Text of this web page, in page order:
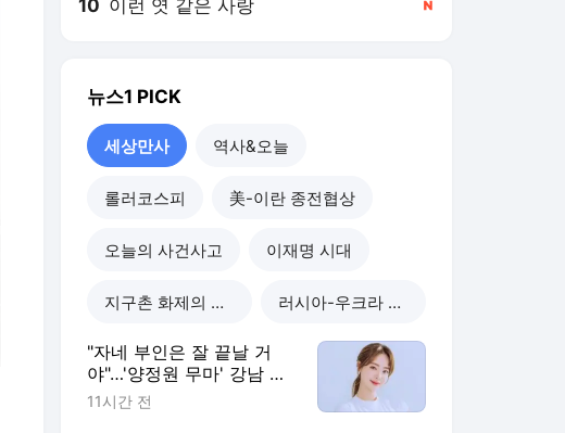
10 이런 엿 같은 사랑
뉴스1 PICK
세상만사 역사&오늘
롤러코스피 美-이란 종전협상
오늘의 사건사고 이재명 시대
지구촌 화제의 뉴스 러시아-우크라 전쟁
"자네 부인은 잘 끝날 거
야"…'양정원 무마' 강남 경
찰, 다른 돈도 받은 정황
11시간 전